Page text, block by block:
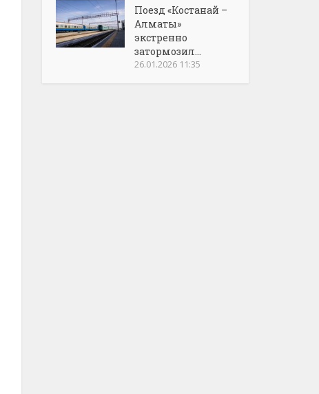
Поезд «Костанай –
Алматы»
экстренно
затормозил...
26.01.2026 11:35